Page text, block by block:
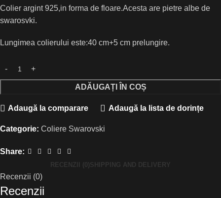
Colier argint 925,in forma de floare.Acesta are pietre albe de
swarosvki.
Lungimea colierului este:40 cm+5 cm prelungire.
ADĂUGAȚI ÎN COȘ
Adaugă la comparare Adaugă la lista de dorințe
Categorie: Coliere Swarovski
Share:
RECENZII (0)SHIPPING AND DELIVERY
Recenzii (0)
Recenzii